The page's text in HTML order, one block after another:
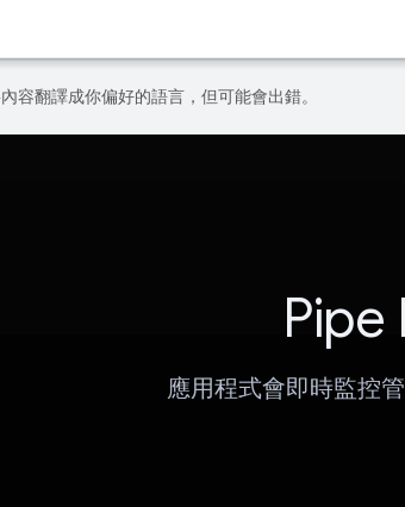
容翻譯成你偏好的語言，但可能會出錯。
Pipe
應用程式會即時監控